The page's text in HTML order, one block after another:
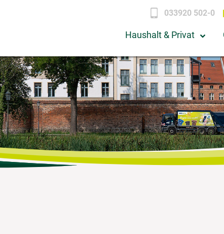
033920 502-0
Haushalt & Privat